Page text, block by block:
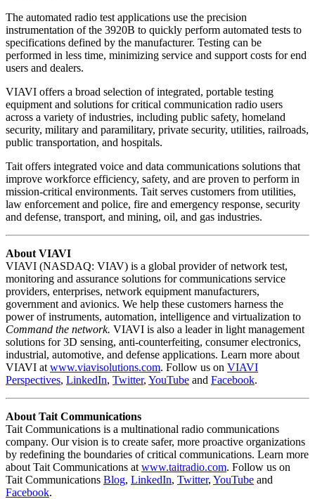
The automated radio test applications use the precision
instrumentation of the 3920B to quickly perform automated tests to
specifications defined by the manufacturer. Testing can be
performed in less time, minimizing service and support costs for end
users and dealers.
VIAVI offers a broad selection of integrated, portable testing
equipment and solutions for critical communication radio users
across a variety of industries, including public safety, homeland
security, military and paramilitary, private security, utilities, railroads,
public transportation, and hospitals.
Tait offers integrated voice and data communications solutions that
improve workforce efficiency, safety, and are proven to perform in
mission-critical environments. Tait serves customers from utilities,
law enforcement and police, fire and emergency response, security
and defense, transport, and mining, oil, and gas industries.
About VIAVI
VIAVI (NASDAQ: VIAV) is a global provider of network test,
monitoring and assurance solutions for communications service
providers, enterprises, network equipment manufacturers,
government and avionics. We help these customers harness the
power of instruments, automation, intelligence and virtualization to
Command the network. VIAVI is also a leader in light management
solutions for 3D sensing, anti-counterfeiting, consumer electronics,
industrial, automotive, and defense applications. Learn more about
VIAVI at www.viavisolutions.com. Follow us on VIAVI
Perspectives, LinkedIn, Twitter, YouTube and Facebook.
About Tait Communications
Tait Communications is a multinational radio communications
company. Our vision is to create safer, more proactive organizations
by redefining the boundaries of critical communications. Learn more
about Tait Communications at www.taitradio.com. Follow us on
Tait Communications Blog, LinkedIn, Twitter, YouTube and
Facebook.